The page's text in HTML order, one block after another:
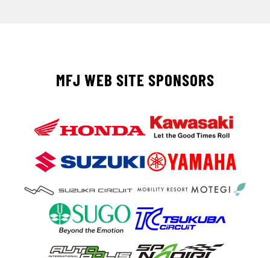
MFJ WEB SITE SPONSORS